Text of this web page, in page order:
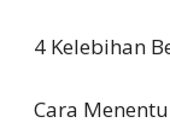
4 Kelebihan
Cara